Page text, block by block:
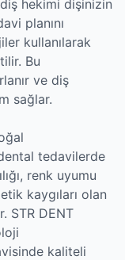
hekimi dişinizin
planını
kullanılarak
Bu
ve diş
sağlar.
tedavilerde
renk uyumu
kaygıları olan
STR DENT
kaliteli